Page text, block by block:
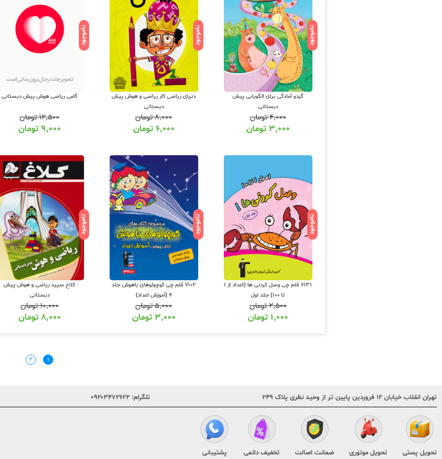
ناموجود
گردو آمادگی برای الگویابی پیش
دبستانی
۴,۰۰۰تومان
۳,۰۰۰ تومان
ناموجود
دنیای ریاضی کار ریاضی و هوش پیش
دبستانی
۸,۰۰۰تومان
۶,۰۰۰ تومان
ناموجود
گامی ریاضی هوش پیش دبستانی
۱۲,۵۰۰تومان
۹,۰۰۰ تومان
ناموجود
7131 قلم چی وصل کردنی ها (اعداد از 1
تا 100) جلد اول
۲,۵۰۰تومان
۱,۰۰۰ تومان
ناموجود
7102 قلم چی کوچولوهای باهوش جلد
4 (آموزش اعداد)
۵,۰۰۰تومان
۳,۰۰۰ تومان
ناموجود
کلاغ سپید ریاضی و هوش پیش
دبستانی
۱۰,۰۰۰تومان
۸,۰۰۰ تومان
۱ ۲
تهران انقلاب خیابان ۱۲ فروردین پایین تر از وحید نظری پلاک ۲۴۹ تلگرام: ۰۹۲۰۳۴۷۲۶۲۲
تحویل پستی تحویل موتوری ضمانت اصالت تخفیف دائمی پشتیبانی